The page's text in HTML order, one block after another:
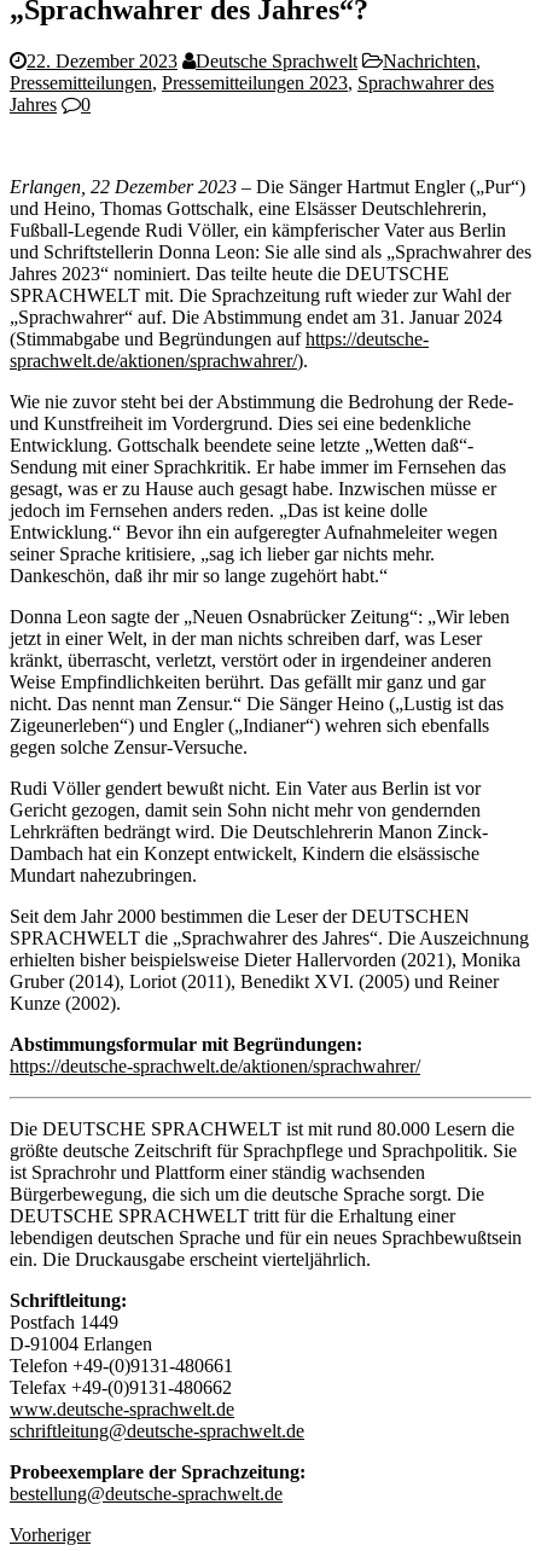
„Sprachwahrer des Jahres“?
22. Dezember 2023 Deutsche Sprachwelt Nachrichten,
Pressemitteilungen, Pressemitteilungen 2023, Sprachwahrer des
Jahres
0
Erlangen, 22 Dezember 2023 – Die Sänger Hartmut Engler („Pur“)
und Heino, Thomas Gottschalk, eine Elsässer Deutschlehrerin,
Fußball-Legende Rudi Völler, ein kämpferischer Vater aus Berlin
und Schriftstellerin Donna Leon: Sie alle sind als „Sprachwahrer des
Jahres 2023“ nominiert. Das teilte heute die DEUTSCHE
SPRACHWELT mit. Die Sprachzeitung ruft wieder zur Wahl der
„Sprachwahrer“ auf. Die Abstimmung endet am 31. Januar 2024
(Stimmabgabe und Begründungen aufhttps://deutsche-
sprachwelt.de/aktionen/sprachwahrer/).
Wie nie zuvor steht bei der Abstimmung die Bedrohung der Rede-
und Kunstfreiheit im Vordergrund. Dies sei eine bedenkliche
Entwicklung. Gottschalk beendete seine letzte „Wetten daß“-
Sendung mit einer Sprachkritik. Er habe immer im Fernsehen das
gesagt, was er zu Hause auch gesagt habe. Inzwischen müsse er
jedoch im Fernsehen anders reden. „Das ist keine dolle
Entwicklung.“ Bevor ihn ein aufgeregter Aufnahmeleiter wegen
seiner Sprache kritisiere, „sag ich lieber gar nichts mehr.
Dankeschön, daß ihr mir so lange zugehört habt.“
Donna Leon sagte der „Neuen Osnabrücker Zeitung“: „Wir leben
jetzt in einer Welt, in der man nichts schreiben darf, was Leser
kränkt, überrascht, verletzt, verstört oder in irgendeiner anderen
Weise Empfindlichkeiten berührt. Das gefällt mir ganz und gar
nicht. Das nennt man Zensur.“ Die Sänger Heino („Lustig ist das
Zigeunerleben“) und Engler („Indianer“) wehren sich ebenfalls
gegen solche Zensur-Versuche.
Rudi Völler gendert bewußt nicht. Ein Vater aus Berlin ist vor
Gericht gezogen, damit sein Sohn nicht mehr von gendernden
Lehrkräften bedrängt wird. Die Deutschlehrerin Manon Zinck-
Dambach hat ein Konzept entwickelt, Kindern die elsässische
Mundart nahezubringen.
Seit dem Jahr 2000 bestimmen die Leser der DEUTSCHEN
SPRACHWELT die „Sprachwahrer des Jahres“. Die Auszeichnung
erhielten bisher beispielsweise Dieter Hallervorden (2021), Monika
Gruber (2014), Loriot (2011), Benedikt XVI. (2005) und Reiner
Kunze (2002).
Abstimmungsformular mit Begründungen:
https://deutsche-sprachwelt.de/aktionen/sprachwahrer/
Die DEUTSCHE SPRACHWELT ist mit rund 80.000 Lesern die
größte deutsche Zeitschrift für Sprachpflege und Sprachpolitik. Sie
ist Sprachrohr und Plattform einer ständig wachsenden
Bürgerbewegung, die sich um die deutsche Sprache sorgt. Die
DEUTSCHE SPRACHWELT tritt für die Erhaltung einer
lebendigen deutschen Sprache und für ein neues Sprachbewußtsein
ein. Die Druckausgabe erscheint vierteljährlich.
Schriftleitung:
Postfach 1449
D-91004 Erlangen
Telefon +49-(0)9131-480661
Telefax +49-(0)9131-480662
www.deutsche-sprachwelt.de
schriftleitung@deutsche-sprachwelt.de
Probeexemplare der Sprachzeitung:
bestellung@deutsche-sprachwelt.de
Vorheriger